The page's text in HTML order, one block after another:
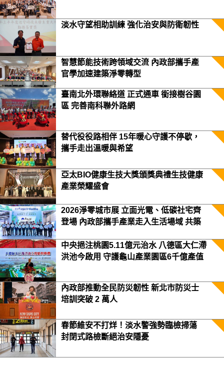
淡水守望相助訓練 強化治安與防衛韌性
智慧節能技術跨領域交流 內政部攜手產
官學加速建築淨零轉型
臺南北外環聯絡道 正式通車 銜接樹谷園
區 完善南科聯外路網
替代役役路相伴 15年暖心守護不停歇，
攜手走出溫暖與希望
亞太BIO健康生技大獎頒獎典禮生技健康
產業榮耀盛會
2026淨零城市展 立面光電、低碳社宅齊
登場 內政部攜手產業走入生活場域 共築
中央挹注桃園5.11億元治水 八德區大仁滯
洪池今啟用 守護龜山產業園區6千億產值
內政部推動全民防災韌性 新北市防災士
培訓突破 2 萬人
春節維安不打烊！淡水警強勢臨檢掃蕩
封閉式路檢斷絕治安隱憂